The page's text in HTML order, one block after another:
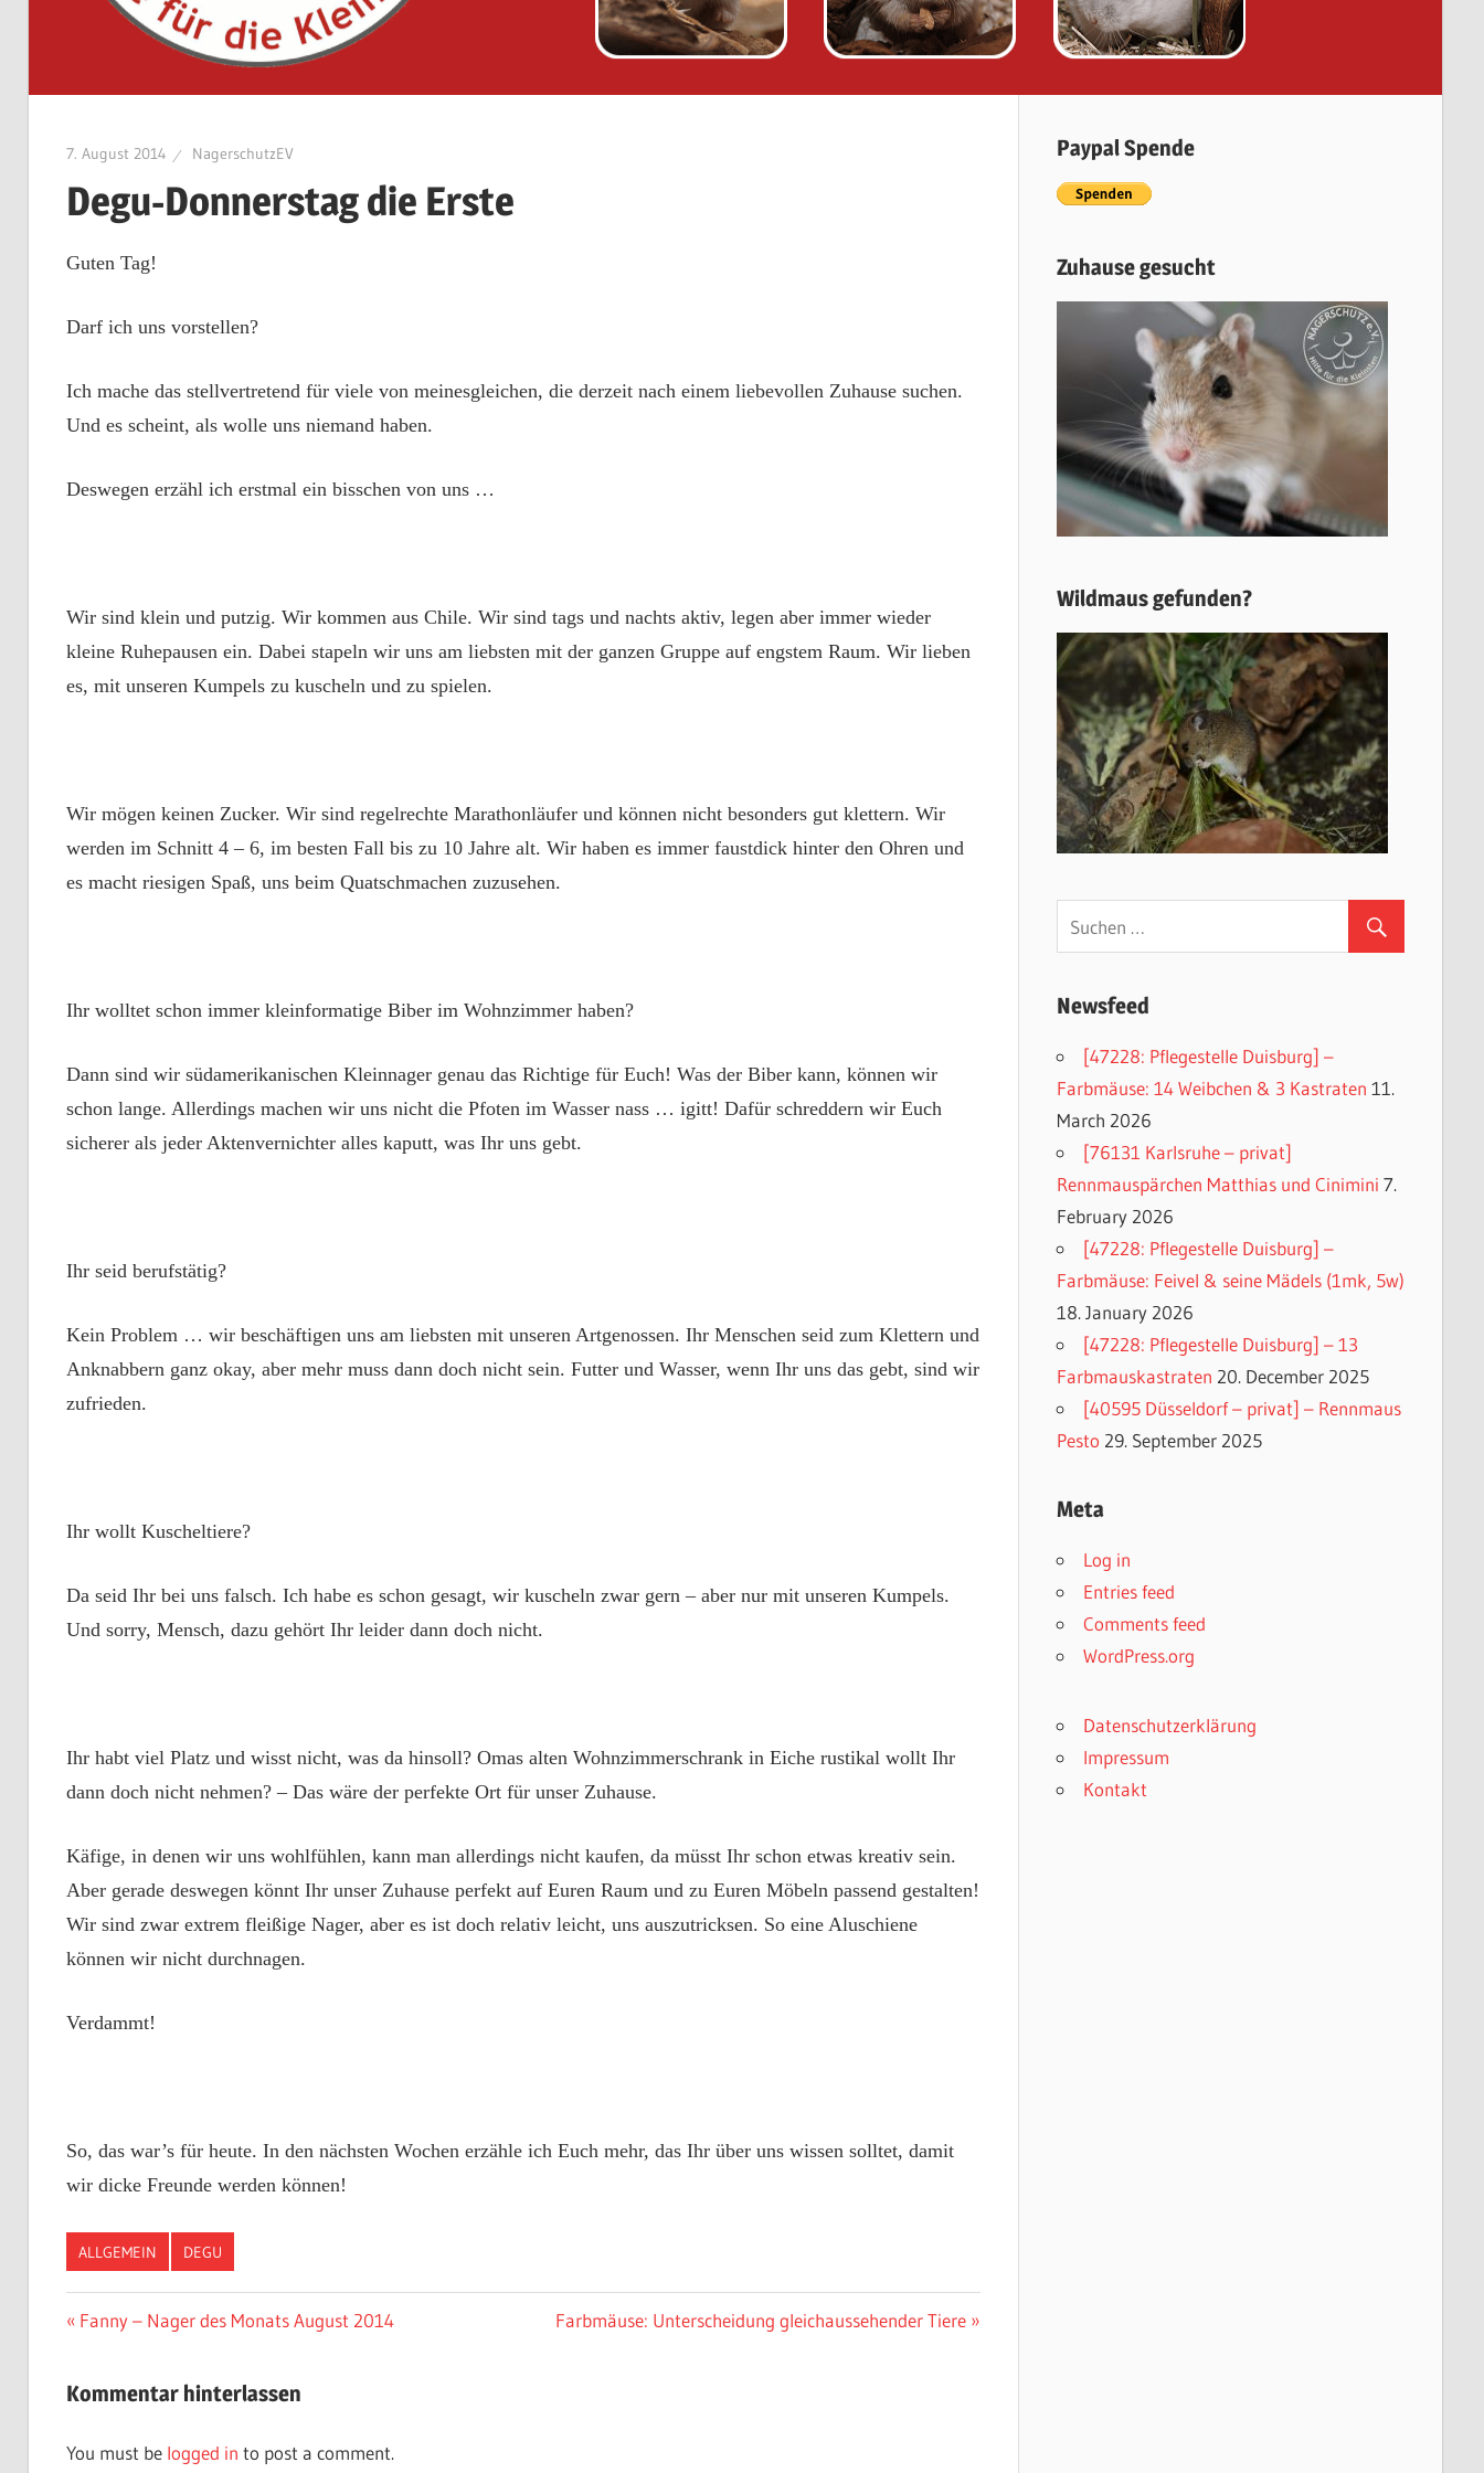
7. August 2014 NagerschutzEV
Degu-Donnerstag die Erste
Guten Tag!
Darf ich uns vorstellen?
Ich mache das stellvertretend für viele von meinesgleichen, die derzeit nach einem liebevollen Zuhause suchen.
Und es scheint, als wolle uns niemand haben.
Deswegen erzähl ich erstmal ein bisschen von uns …
Wir sind klein und putzig. Wir kommen aus Chile. Wir sind tags und nachts aktiv, legen aber immer wieder
kleine Ruhepausen ein. Dabei stapeln wir uns am liebsten mit der ganzen Gruppe auf engstem Raum. Wir lieben
es, mit unseren Kumpels zu kuscheln und zu spielen.
Wir mögen keinen Zucker. Wir sind regelrechte Marathonläufer und können nicht besonders gut klettern. Wir
werden im Schnitt 4 – 6, im besten Fall bis zu 10 Jahre alt. Wir haben es immer faustdick hinter den Ohren und
es macht riesigen Spaß, uns beim Quatschmachen zuzusehen.
Ihr wolltet schon immer kleinformatige Biber im Wohnzimmer haben?
Dann sind wir südamerikanischen Kleinnager genau das Richtige für Euch! Was der Biber kann, können wir
schon lange. Allerdings machen wir uns nicht die Pfoten im Wasser nass … igitt! Dafür schreddern wir Euch
sicherer als jeder Aktenvernichter alles kaputt, was Ihr uns gebt.
Ihr seid berufstätig?
Kein Problem … wir beschäftigen uns am liebsten mit unseren Artgenossen. Ihr Menschen seid zum Klettern und
Anknabbern ganz okay, aber mehr muss dann doch nicht sein. Futter und Wasser, wenn Ihr uns das gebt, sind wir
zufrieden.
Ihr wollt Kuscheltiere?
Da seid Ihr bei uns falsch. Ich habe es schon gesagt, wir kuscheln zwar gern – aber nur mit unseren Kumpels.
Und sorry, Mensch, dazu gehört Ihr leider dann doch nicht.
Ihr habt viel Platz und wisst nicht, was da hinsoll? Omas alten Wohnzimmerschrank in Eiche rustikal wollt Ihr
dann doch nicht nehmen? – Das wäre der perfekte Ort für unser Zuhause.
Käfige, in denen wir uns wohlfühlen, kann man allerdings nicht kaufen, da müsst Ihr schon etwas kreativ sein.
Aber gerade deswegen könnt Ihr unser Zuhause perfekt auf Euren Raum und zu Euren Möbeln passend gestalten!
Wir sind zwar extrem fleißige Nager, aber es ist doch relativ leicht, uns auszutricksen. So eine Aluschiene
können wir nicht durchnagen.
Verdammt!
So, das war’s für heute. In den nächsten Wochen erzähle ich Euch mehr, das Ihr über uns wissen solltet, damit
wir dicke Freunde werden können!
ALLGEMEIN DEGU
navigation
Vorheriger
Fanny – Nager des Monats August 2014
Nächster
Farbmäuse: Unterscheidung gleichaussehender Tiere
Kommentar hinterlassen
You must be logged in to post a comment.
Paypal Spende
Zuhause gesucht
Wildmaus gefunden?
Newsfeed
[47228: Pflegestelle Duisburg] –
Farbmäuse: 14 Weibchen & 3 Kastraten 11.
March 2026
[76131 Karlsruhe – privat]
Rennmauspärchen Matthias und Cinimini 7.
February 2026
[47228: Pflegestelle Duisburg] –
Farbmäuse: Feivel & seine Mädels (1mk, 5w)
18. January 2026
[47228: Pflegestelle Duisburg] – 13
Farbmauskastraten 20. December 2025
[40595 Düsseldorf – privat] – Rennmaus
Pesto 29. September 2025
Meta
Log in
Entries feed
Comments feed
WordPress.org
Datenschutzerklärung
Impressum
Kontakt